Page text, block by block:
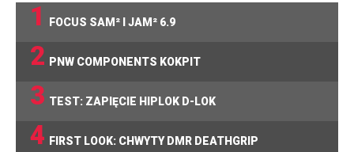
1
FOCUS SAM² I JAM² 6.9
2 PNW COMPONENTS KOKPIT
3 TEST: ZAPIĘCIE HIPLOK D-LOK
4 FIRST LOOK: CHWYTY DMR DEATHGRIP